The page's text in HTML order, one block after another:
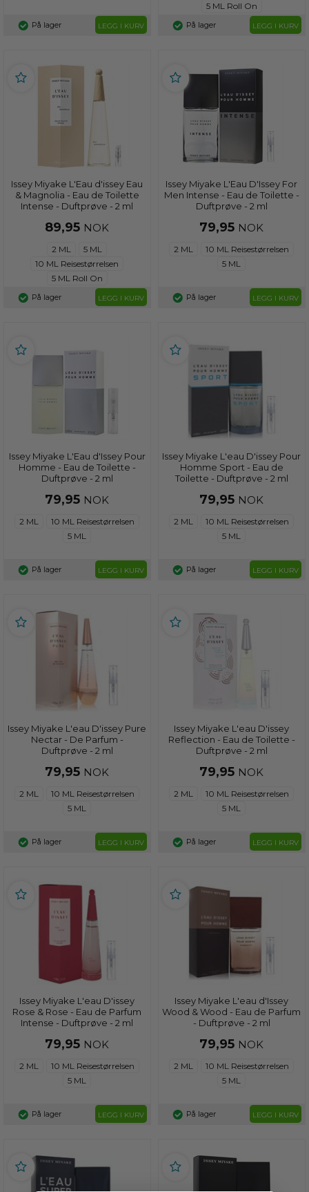
På lager LEGG I KURV
5 ML Roll On
På lager LEGG I KURV
Issey Miyake L'Eau d'issey Eau
& Magnolia - Eau de Toilette
Intense - Duftprøve - 2 ml
89,95 NOK
2 ML
5 ML
10 ML Reisestørrelsen
5 ML Roll On
På lager LEGG I KURV
Issey Miyake L'Eau D'Issey For
Men Intense - Eau de Toilette -
Duftprøve - 2 ml
79,95 NOK
2 ML
10 ML Reisestørrelsen
5 ML
På lager LEGG I KURV
Issey Miyake L'Eau d'Issey Pour
Homme - Eau de Toilette -
Duftprøve - 2 ml
79,95 NOK
2 ML
10 ML Reisestørrelsen
5 ML
På lager LEGG I KURV
Issey Miyake L'eau D'issey Pour
Homme Sport - Eau de
Toilette - Duftprøve - 2 ml
79,95 NOK
2 ML
10 ML Reisestørrelsen
5 ML
På lager LEGG I KURV
Issey Miyake L'eau D'issey Pure
Nectar - De Parfum -
Duftprøve - 2 ml
79,95 NOK
2 ML
10 ML Reisestørrelsen
5 ML
På lager LEGG I KURV
Issey Miyake L'eau D'issey
Reflection - Eau de Toilette -
Duftprøve - 2 ml
79,95 NOK
2 ML
10 ML Reisestørrelsen
5 ML
På lager LEGG I KURV
Issey Miyake L'eau D'issey
Rose & Rose - Eau de Parfum
Intense - Duftprøve - 2 ml
79,95 NOK
2 ML
10 ML Reisestørrelsen
5 ML
På lager LEGG I KURV
Issey Miyake L'eau d'Issey
Wood & Wood - Eau de Parfum
- Duftprøve - 2 ml
79,95 NOK
2 ML
10 ML Reisestørrelsen
5 ML
På lager LEGG I KURV